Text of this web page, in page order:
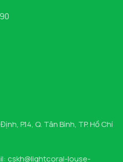
P.14, Q. Tân Bình, TP. Hồ Chí
cskh@lightcoral-louse-